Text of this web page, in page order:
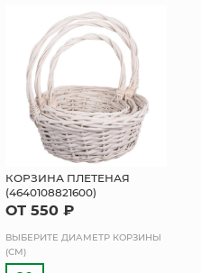
КОРЗИНА ПЛЕТЕНАЯ
(4640108821600)
ОТ 550 ₽
ВЫБЕРИТЕ ДИАМЕТР КОРЗИНЫ
(СМ)